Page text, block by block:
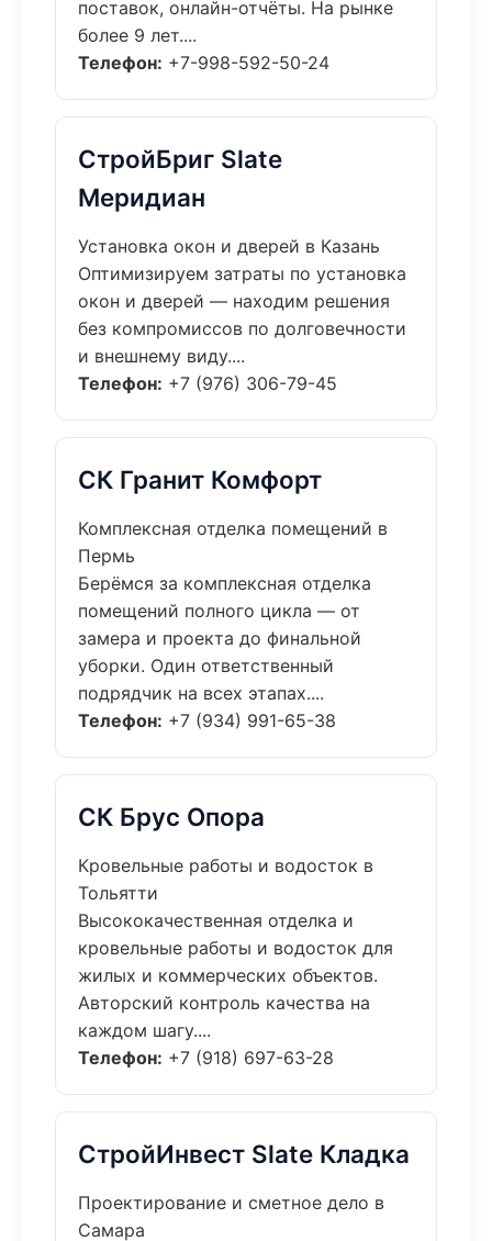
поставок, онлайн-отчёты. На рынке
более 9 лет....
Телефон: +7-998-592-50-24
СтройБриг Slate
Меридиан
Установка окон и дверей в Казань
Оптимизируем затраты по установка
окон и дверей — находим решения
без компромиссов по долговечности
и внешнему виду....
Телефон: +7 (976) 306-79-45
СК Гранит Комфорт
Комплексная отделка помещений в
Пермь
Берёмся за комплексная отделка
помещений полного цикла — от
замера и проекта до финальной
уборки. Один ответственный
подрядчик на всех этапах....
Телефон: +7 (934) 991-65-38
СК Брус Опора
Кровельные работы и водосток в
Тольятти
Высококачественная отделка и
кровельные работы и водосток для
жилых и коммерческих объектов.
Авторский контроль качества на
каждом шагу....
Телефон: +7 (918) 697-63-28
СтройИнвест Slate Кладка
Проектирование и сметное дело в
Самара